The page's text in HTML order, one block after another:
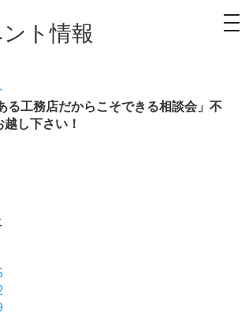
ト情報
る工務店だからこそできる相談会」不
し下さい！